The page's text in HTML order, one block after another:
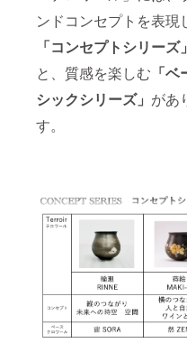
ンドコンセプトを表現
「コンセプトシリーズ」
と、質感を楽しむ 「ベ
シックシリーズ」 があ
す。